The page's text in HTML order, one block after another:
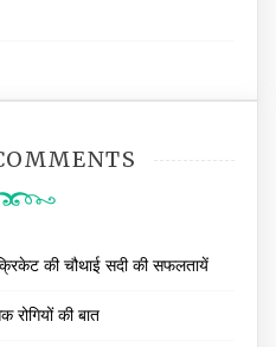
की चौथाई सदी की सफलतायें
रोगियों की बात